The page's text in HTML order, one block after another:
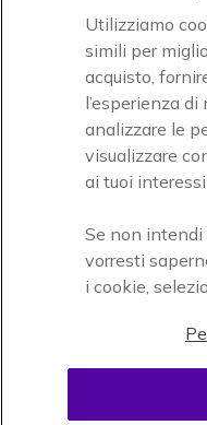
Onedirect,
Utilizziamo
simili per
acquisto,
l’esperienza
analizzare le
visualizzare
ai tuoi interessi.
Se non
vorresti
i cookie,